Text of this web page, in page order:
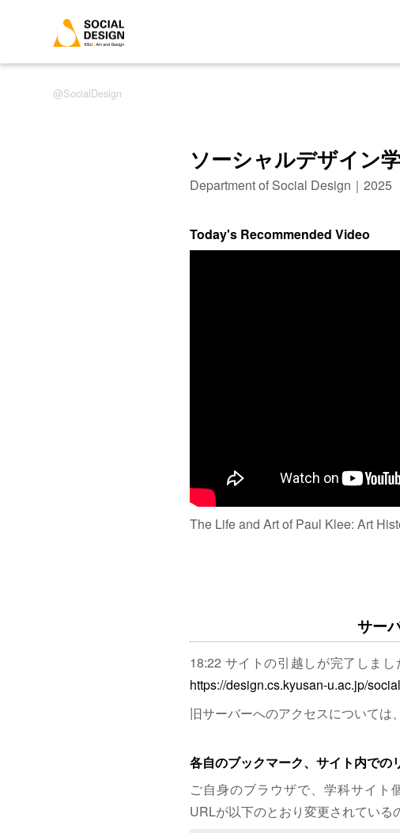
SocialDesign
ソーシャルデザイン
Department of Social Design｜2025
Today's Recommended Video
The Life and Art of Paul Klee: Art
サー
18:22 サイトの引越しが完了しま
https://design.cs.kyusan-u.ac.jp/
旧サーバーへのアクセスについては
各自のブックマーク、サイト内での
ご自身のブラウザで、学科サイト
URLが以下のとおり変更されている